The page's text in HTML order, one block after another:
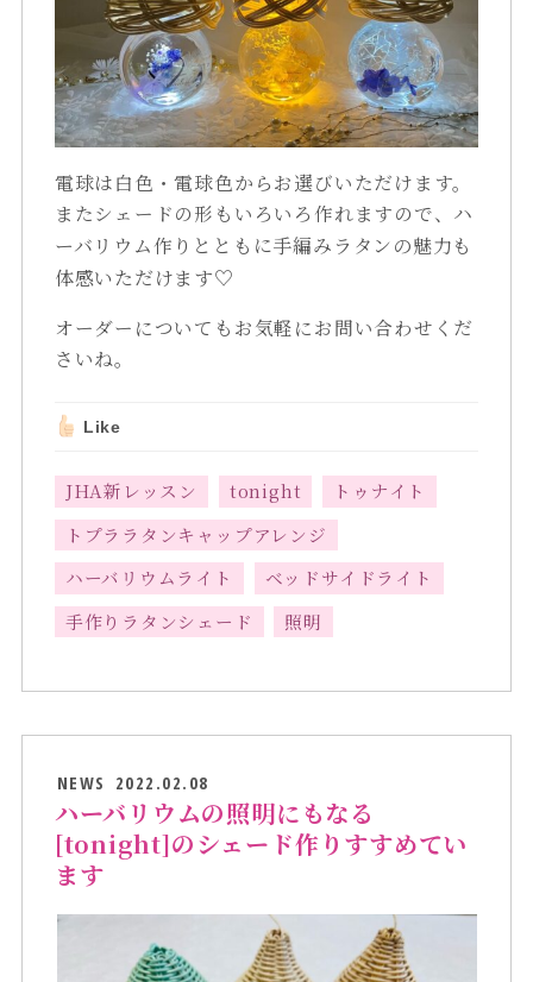
電球は白色・電球色からお選びいただけます。
またシェードの形もいろいろ作れますので、 ハ
ーバリウム作りとともに手編みラタンの魅力も
体感いただけます♡
オーダーについてもお気軽にお問い合わせくだ
さいね。
Like
JHA新レッスン tonight
トゥナイト
トプララタンキャップアレンジ
ハーバリウムライト
ベッドサイドライト
手作りラタンシェード
照明
NEWS 2022.02.08
ハーバリウムの照明にもなる
[tonight]のシェード作りすすめてい
ます